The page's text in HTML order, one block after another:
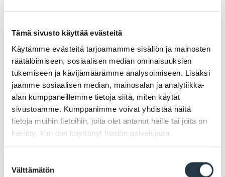
Tämä sivusto käyttää evästeitä
Käytämme evästeitä tarjoamamme sisällön ja mainosten
räätälöimiseen, sosiaalisen median ominaisuuksien
tukemiseen ja kävijämäärämme analysoimiseen. Lisäksi
jaamme sosiaalisen median, mainosalan ja analytiikka-
alan kumppaneillemme tietoja siitä, miten käytät
sivustoamme. Kumppanimme voivat yhdistää näitä
tietoja muihin tietoihin, joita olet antanut heille tai joita on
kerätty, kun olet käyttänyt heidän palvelujaan.
valinta
Välttämätön
Vammaisneuvosto